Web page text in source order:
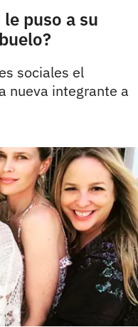
puso a su
sociales el
nueva integrante a